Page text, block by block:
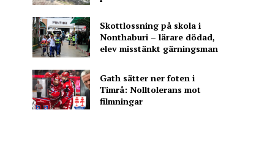
Skottlossning på skola i
Nonthaburi – lärare dödad,
elev misstänkt gärningsman
Gath sätter ner foten i
Timrå: Nolltolerans mot
filmningar